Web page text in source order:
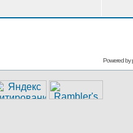
Powered by